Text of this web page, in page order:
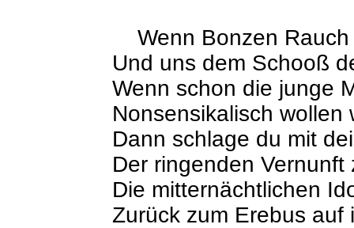
Wenn Bonzen Rauch
Und uns dem Schooß
Wenn schon die junge
Nonsensikalisch wollen
Dann schlage du mit
Der ringenden Vernunft
Die mitternächtlichen
Zurück zum Erebus auf